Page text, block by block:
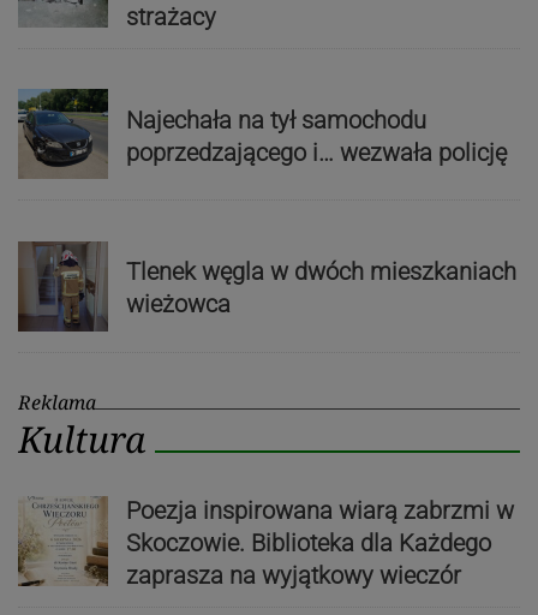
strażacy
Najechała na tył samochodu
poprzedzającego i… wezwała policję
Tlenek węgla w dwóch mieszkaniach
wieżowca
Reklama
Kultura
Poezja inspirowana wiarą zabrzmi w
Skoczowie. Biblioteka dla Każdego
zaprasza na wyjątkowy wieczór